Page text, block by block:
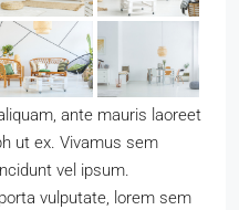
ante mauris laoreet
ut ex. Vivamus sem
vel ipsum.
vulputate, lorem sem